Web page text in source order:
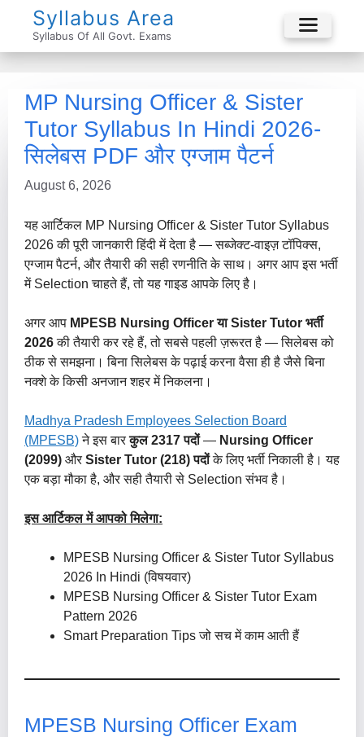
Syllabus Area
Syllabus Of All Govt. Exams
Menu
MP Nursing Officer & Sister
Tutor Syllabus In Hindi 2026-
सिलेबस PDF और एग्जाम पैटर्न
August 6, 2026
यह आर्टिकल MP Nursing Officer & Sister Tutor Syllabus
2026 की पूरी जानकारी हिंदी में देता है — सब्जेक्ट-वाइज़ टॉपिक्स,
एग्जाम पैटर्न, और तैयारी की सही रणनीति के साथ। अगर आप इस भर्ती
में Selection चाहते हैं, तो यह गाइड आपके लिए है।
अगर आप MPESB Nursing Officer या Sister Tutor भर्ती
2026की तैयारी कर रहे हैं, तो सबसे पहली ज़रूरत है — सिलेबस को
ठीक से समझना। बिना सिलेबस के पढ़ाई करना वैसा ही है जैसे बिना
नक्शे के किसी अनजान शहर में निकलना।
Madhya Pradesh Employees Selection Board
(MPESB)ने इस बारकुल 2317 पदों— Nursing Officer
(2099) और Sister Tutor (218) पदोंके लिए भर्ती निकाली है। यह
एक बड़ा मौका है, और सही तैयारी से Selection संभव है।
इस आर्टिकल में आपको मिलेगा:
MPESB Nursing Officer & Sister Tutor Syllabus
2026 In Hindi (विषयवार)
MPESB Nursing Officer & Sister Tutor Exam
Pattern 2026
Smart Preparation Tips जो सच में काम आती हैं
MPESB Nursing Officer Exam